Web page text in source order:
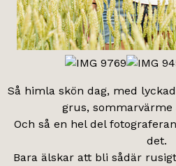
Så himla skön dag, med
grus, sommarvärme
Och så en hel del
det.
Bara älskar att bli sådär